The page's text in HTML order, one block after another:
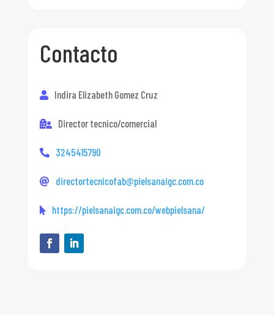
Contacto
Indira Elizabeth Gomez Cruz
Director tecnico/comercial
3245415790
directortecnicofab@pielsanaigc.com.co
https://pielsanaigc.com.co/webpielsana/